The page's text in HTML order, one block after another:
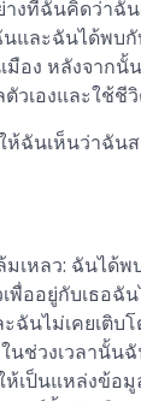
งที่ฉันคิดว่าฉั
และฉันได้พบกั
อง หลังจาก
วเองและใช้ชีวิ
ฉันเห็นว่าฉัน
มเหลว: ฉันไ
พื่ออยู่กับเธอ
ฉันไม่เคยเติบ
นช่วงเวลานั้น
เป็นแหล่งข้อ